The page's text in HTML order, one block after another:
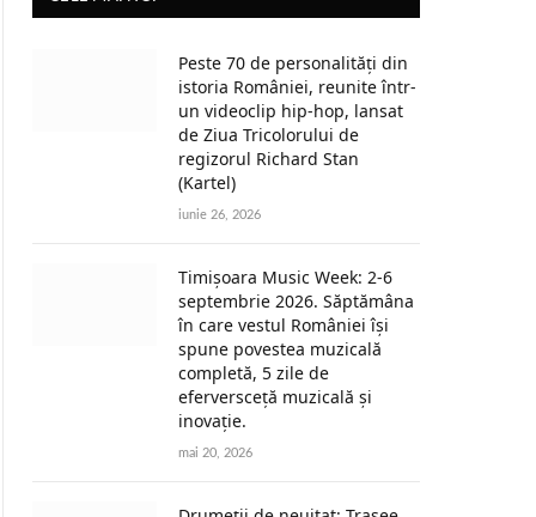
Peste 70 de personalități din
istoria României, reunite într-
un videoclip hip-hop, lansat
de Ziua Tricolorului de
regizorul Richard Stan
(Kartel)
iunie 26, 2026
Timișoara Music Week: 2-6
septembrie 2026. Săptămâna
în care vestul României își
spune povestea muzicală
completă, 5 zile de
eferversceță muzicală și
inovație.
mai 20, 2026